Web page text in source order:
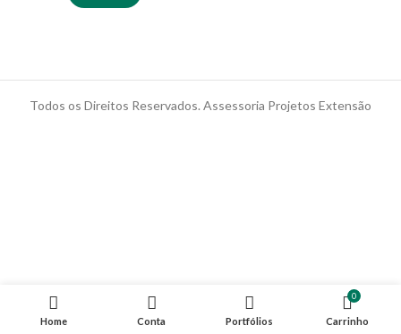
Todos os Direitos Reservados. Assessoria Projetos Extensão
Home Conta Portfólios
0
Carrinho